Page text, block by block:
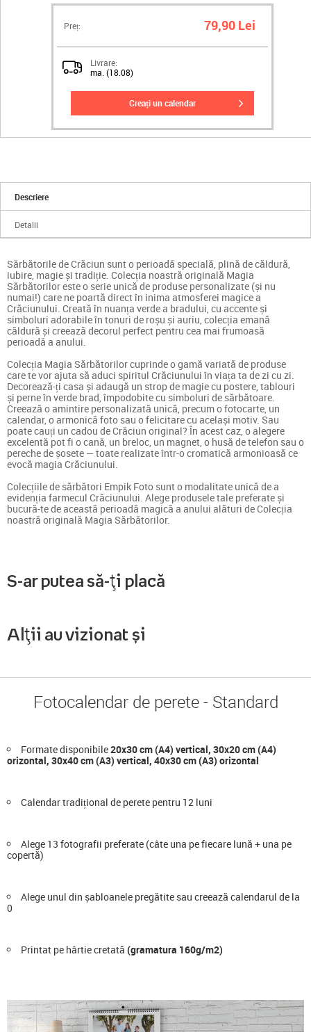
Preț: 79,90 Lei
Livrare:
ma. (18.08)
creați un calendar
Descriere
Detalii
Sărbătorile de Crăciun sunt o perioadă specială, plină de căldură,
iubire, magie și tradiție. Colecția noastră originală Magia
Sărbătorilor este o serie unică de produse personalizate (și nu
numai!) care ne poartă direct în inima atmosferei magice a
Crăciunului. Creată în nuanța verde a bradului, cu accente și
simboluri adorabile în tonuri de roșu și auriu, colecția emană
căldură și creează decorul perfect pentru cea mai frumoasă
perioadă a anului.
Colecția Magia Sărbătorilor cuprinde o gamă variată de produse
care te vor ajuta să aduci spiritul Crăciunului în viața ta de zi cu zi.
Decorează-ți casa și adaugă un strop de magie cu postere, tablouri
și perne în verde brad, împodobite cu simboluri de sărbătoare.
Creează o amintire personalizată unică, precum o fotocarte, un
calendar, o armonică foto sau o felicitare cu același motiv. Sau
poate cauți un cadou de Crăciun original? În acest caz, o alegere
excelentă pot fi o cană, un breloc, un magnet, o husă de telefon sau o
pereche de șosete — toate realizate într-o cromatică armonioasă ce
evocă magia Crăciunului.
Colecțiile de sărbători Empik Foto sunt o modalitate unică de a
evidenția farmecul Crăciunului. Alege produsele tale preferate și
bucură-te de această perioadă magică a anului alături de Colecția
noastră originală Magia Sărbătorilor.
S-ar putea să-ți placă
Alții au vizionat și
Fotocalendar de perete - Standard
Formate disponibile20x30 cm (A4) vertical, 30x20 cm (A4)
orizontal, 30x40 cm (A3) vertical, 40x30 cm (A3) orizontal
Calendar tradițional de perete pentru 12 luni
Alege 13 fotografii preferate (câte una pe fiecare lună + una pe
copertă)
Alege unul din șabloanele pregătite sau creează calendarul de la
0
Printat pe hârtie cretată (gramatura 160g/m2)